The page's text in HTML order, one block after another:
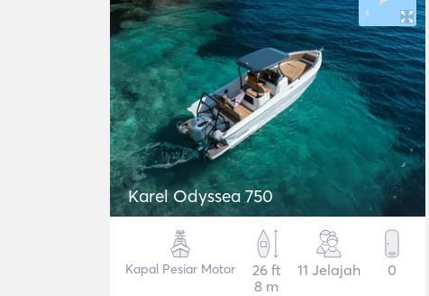
Karel Odyssea 750
Kapal Pesiar Motor
26 ft
8 m
11 Jelajah 0